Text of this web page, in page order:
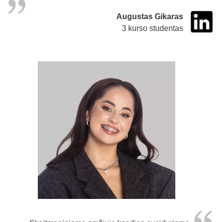
Augustas Gikaras
3 kurso studentas